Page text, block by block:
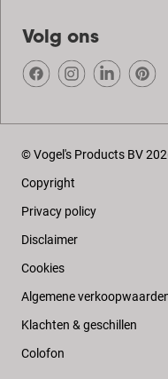
Volg ons
© Vogel's Products BV
Copyright
Privacy policy
Disclaimer
Cookies
Algemene
Klachten & geschillen
Colofon